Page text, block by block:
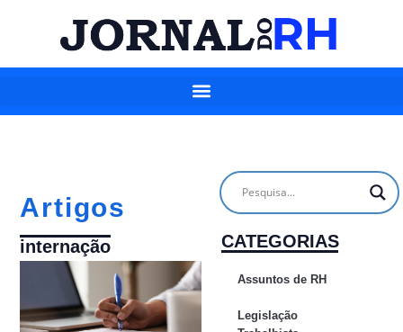
Artigos
internação CATEGORIAS
Assuntos de RH
Legislação